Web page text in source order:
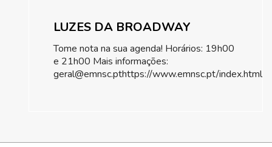
LUZES DA BROADWAY
Tome nota na sua agenda! Horários: 19h00
e 21h00 Mais informações:
geral@emnsc.pthttps://www.emnsc.pt/index.html